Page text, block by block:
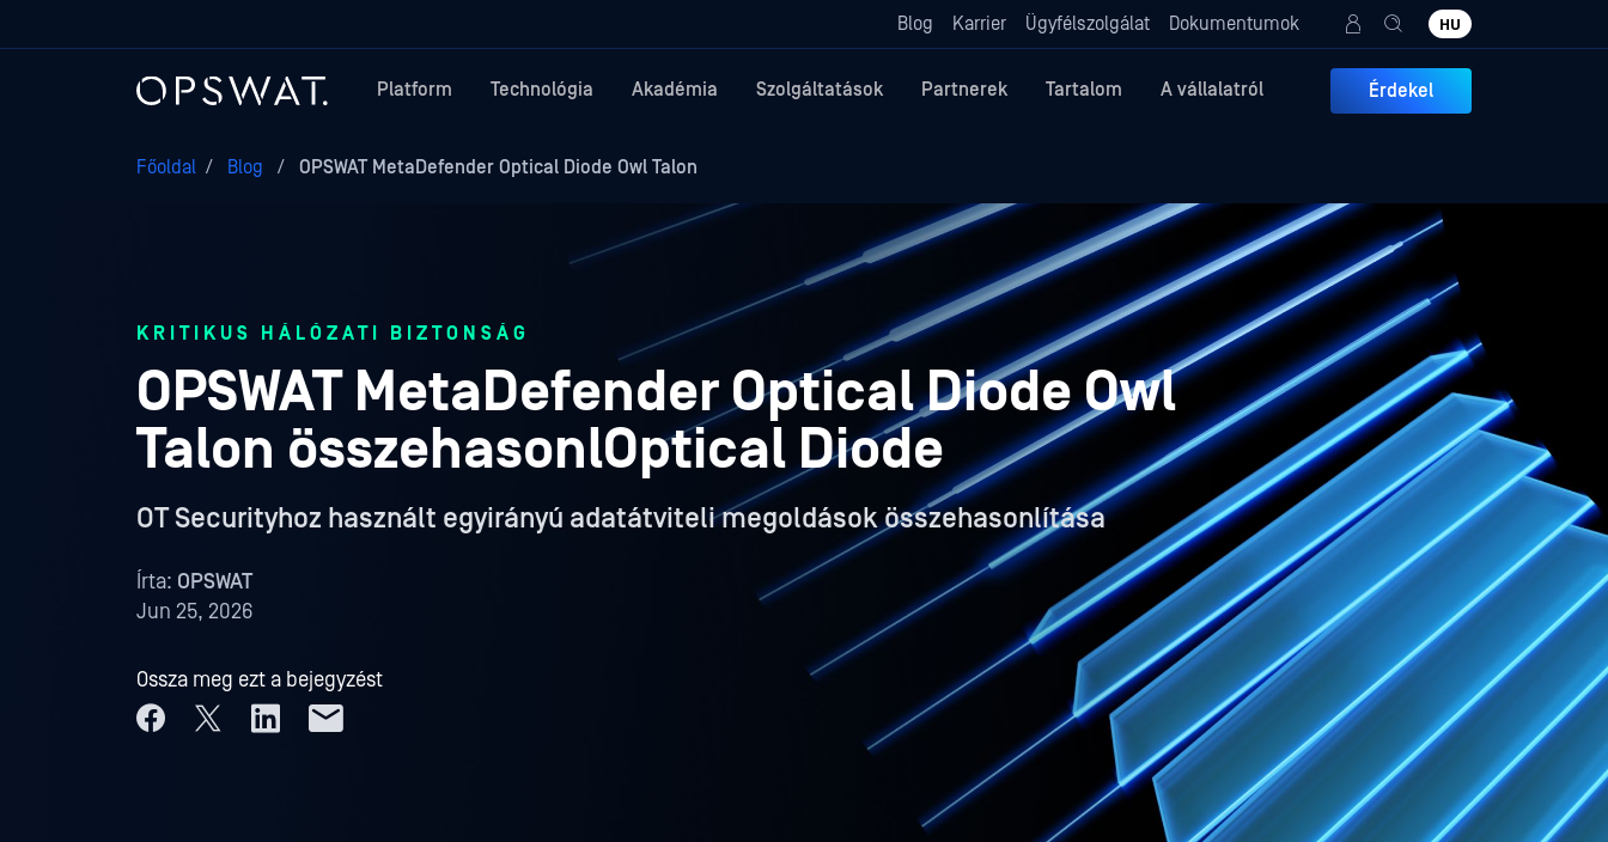
Blog Karrier Ügyfélszolgálat Dokumentumok HU
Platform Technológia Akadémia Szolgáltatások Partnerek Tartalom A vállalatról Érdekel
Főoldal / Blog / OPSWAT MetaDefender Optical Diode Owl Talon
KRITIKUS HÁLÓZATI BIZTONSÁG
OPSWAT MetaDefender Optical Diode Owl
Talon összehasonlOptical Diode
OT Securityhoz használt egyirányú adatátviteli megoldások összehasonlítása
Írta: OPSWAT
Jun 25, 2026
Ossza meg ezt a bejegyzést